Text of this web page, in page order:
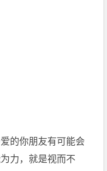
的你朋友有可能会
力，就是视而不